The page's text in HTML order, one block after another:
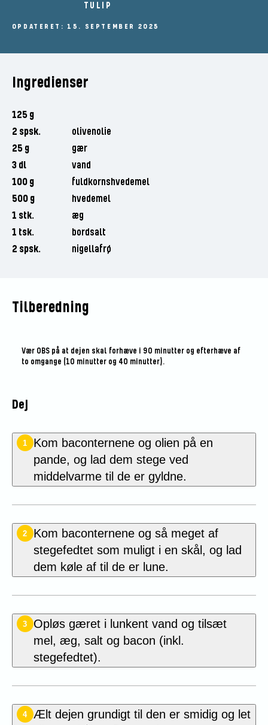
TULIP
OPDATERET: 15. SEPTEMBER 2025
Ingredienser
125 g
2 spsk.
olivenolie
25 g
gær
3 dl
vand
100 g
fuldkornshvedemel
500 g
hvedemel
1 stk.
æg
1 tsk.
bordsalt
2 spsk.
nigellafrø
Tilberedning
Vær OBS på at dejen skal forhæve i 90 minutter og efterhæve af
to omgange (10 minutter og 40 minutter).
Dej
1 Kom baconternene og olien på en
pande, og lad dem stege ved
middelvarme til de er gyldne.
2 Kom baconterneneog så meget af
stegefedtet som muligt i en skål, og lad
dem køle af til de er lune.
3
Opløs gæret i lunkent vand og tilsæt
mel, æg, salt og bacon (inkl.
stegefedtet).
4
Ælt dejen grundigt til den er smidig og let